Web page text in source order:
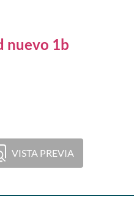
nuevo 1b
VISTA PREVIA